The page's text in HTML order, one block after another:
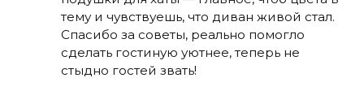
тему и чувствуешь, что диван живой стал.
Спасибо за советы, реально помогло
сделать гостиную уютнее, теперь не
стыдно гостей звать!